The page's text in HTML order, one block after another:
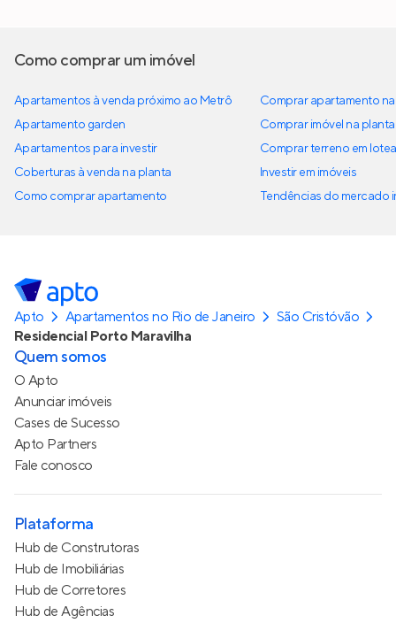
Como comprar um imóvel
Apartamentos à venda próximo ao Metrô
Apartamento garden
Apartamentos para investir
Coberturas à venda na planta
Como comprar apartamento
Comprar apartamento
Comprar imóvel na planta
Comprar terreno em
Investir em imóveis
Tendências do mercado
Apto Apartamentos no Rio de Janeiro
São Cristóvão
Residencial Porto Maravilha
Quem somos
O Apto
Anunciar imóveis
Cases de Sucesso
Apto Partners
Fale conosco
Plataforma
Hub de Construtoras
Hub de Imobiliárias
Hub de Corretores
Hub de Agências